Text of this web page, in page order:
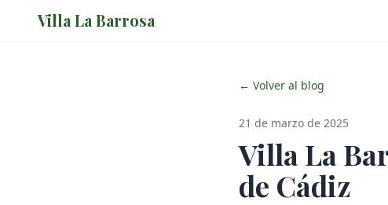
Villa La Barrosa
← Volver al blog
21 de marzo de 2025
Villa La
de Cádiz